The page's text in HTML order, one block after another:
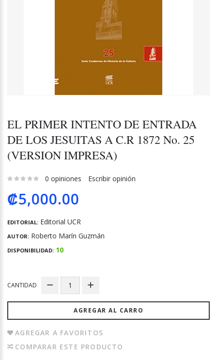
EL PRIMER INTENTO DE ENTRADA
DE LOS JESUITAS A C.R 1872 No. 25
(VERSION IMPRESA)
0 opiniones Escribir opinión
₡5,000.00
EDITORIAL: Editorial UCR
AUTOR: Roberto Marín Guzmán
DISPONIBILIDAD: 10
CANTIDAD
AGREGAR AL CARRO
AGREGAR A FAVORITOS
COMPARAR ESTE PRODUCTO